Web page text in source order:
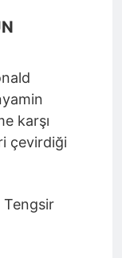
karşı
çevirdiği
Tengsir